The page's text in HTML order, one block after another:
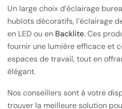
Un large choix d’éclairage
hublots décoratifs, l’éclairage
en LED ou en Backlite. Ces
fournir une lumière efficace et
espaces de travail, tout en
élégant.
Nos conseillers sont à votre
trouver la meilleure solution